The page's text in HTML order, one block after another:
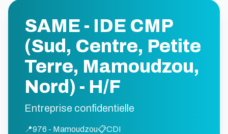
SAME - IDE CMP
(Sud, Centre, Petite
Terre, Mamoudzou,
Nord) - H/F
Entreprise confidentielle
📍976 - Mamoudzou📋CDI